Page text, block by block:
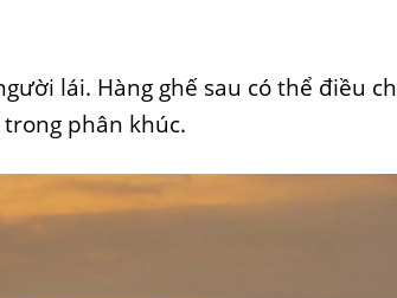
lái. Hàng ghế sau có thể điều
phân khúc.